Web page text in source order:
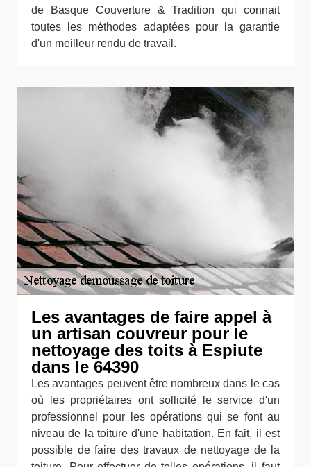
de Basque Couverture & Tradition qui connait
toutes les méthodes adaptées pour la garantie
d'un meilleur rendu de travail.
Les avantages de faire appel à
un artisan couvreur pour le
nettoyage des toits à Espiute
dans le 64390
Les avantages peuvent être nombreux dans le cas
où les propriétaires ont sollicité le service d'un
professionnel pour les opérations qui se font au
niveau de la toiture d'une habitation. En fait, il est
possible de faire des travaux de nettoyage de la